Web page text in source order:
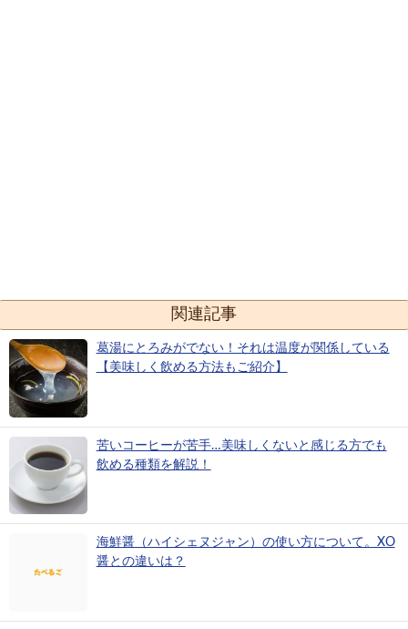
関連記事
葛湯にとろみがでない！それは温度が関係している
【美味しく飲める方法もご紹介】
苦いコーヒーが苦手…美味しくないと感じる方でも
飲める種類を解説！
海鮮醤（ハイシェヌジャン）の使い方について。XO
醤との違いは？